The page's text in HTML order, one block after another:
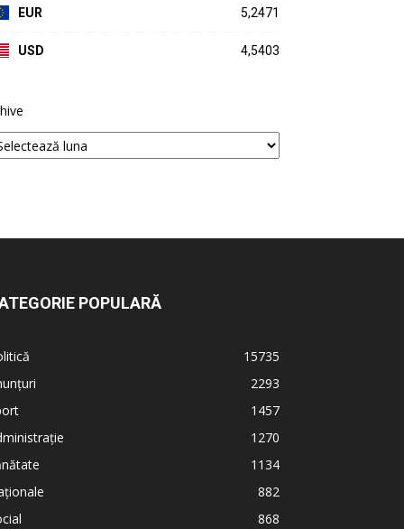
EUR 5,2471
USD 4,5403
POPULARĂ
15735
2293
1457
1270
1134
882
868